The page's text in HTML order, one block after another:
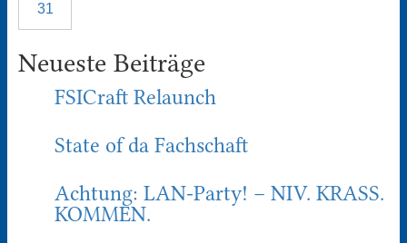
31
Neueste Beiträge
FSICraft Relaunch
State of da Fachschaft
Achtung: LAN-Party! – NIV. KRASS.
KOMMEN.